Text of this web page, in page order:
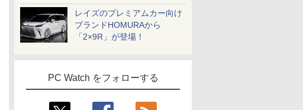
レイズのプレミアムカー向け
ブランドHOMURAから
「2×9R」が登場！
PC Watch をフォローする